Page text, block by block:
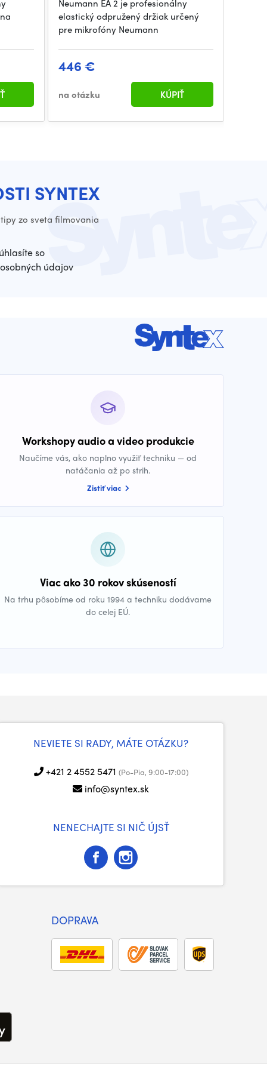
Neumann EA 2 je profesionálny
elastický odpružený držiak určený
pre mikrofóny Neumann
446 €
na otázku KÚPIŤ
SYNTEX
zo sveta filmovania
so
údajov
Workshopy audio a video produkcie
Naučíme vás, ako naplno využiť techniku — od
natáčania až po strih.
Zistiť viac
Viac ako 30 rokov skúseností
Na trhu pôsobíme od roku 1994 a techniku dodávame
do celej EÚ.
NEVIETE SI RADY, MÁTE OTÁZKU?
+421 2 4552 5471 (Po-Pia, 9:00-17:00)
info@syntex.sk
NENECHAJTE SI NIČ ÚJSŤ
DOPRAVA